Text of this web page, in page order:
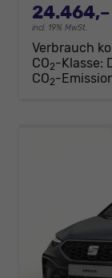
incl. 19% MwSt.
Verbrauch
CO2-Klasse:
CO2-